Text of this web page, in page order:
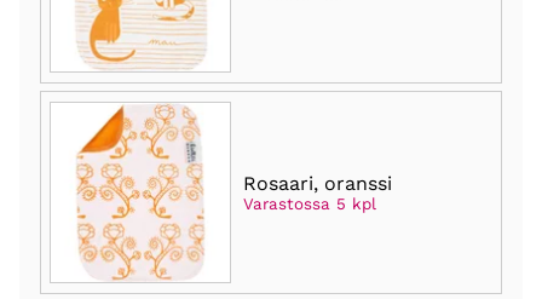
Rosaari, oranssi
Varastossa 5 kpl